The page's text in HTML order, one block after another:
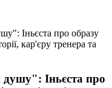
Іньєста про образу
кар'єру тренера та
Іньєста про